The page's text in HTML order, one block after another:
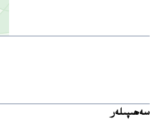
سەھىپىلەر